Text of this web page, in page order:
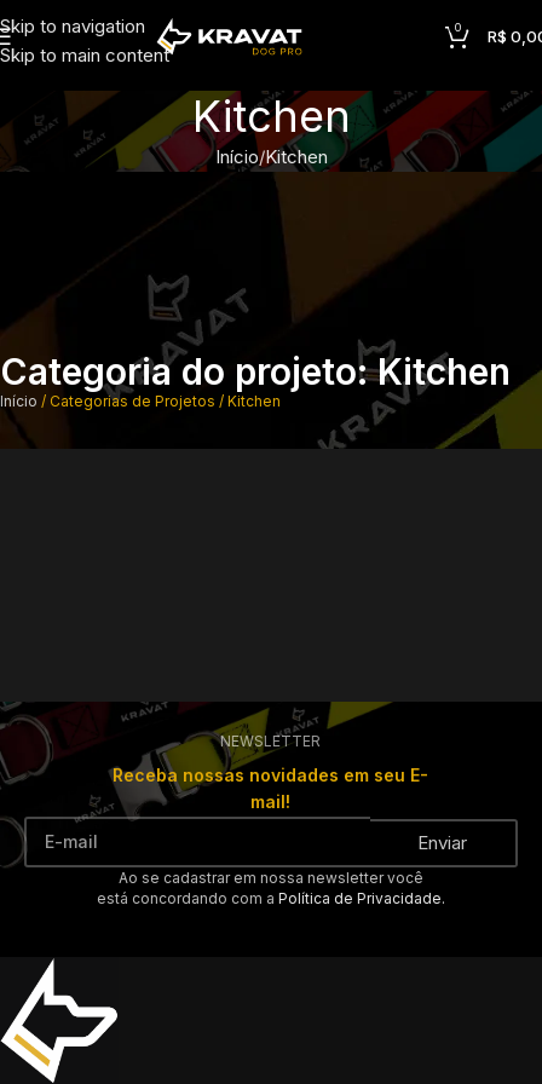
Skip to navigation
Skip to main content
0 R$
Kitchen
Início Kitchen
Categoria do projeto: Kitchen
Início Categorias de Projetos Kitchen
NEWSLETTER
Receba nossas novidades em seu E-
mail!
Enviar
Ao se cadastrar em nossa newsletter você
está concordando com a Política de Privacidade.